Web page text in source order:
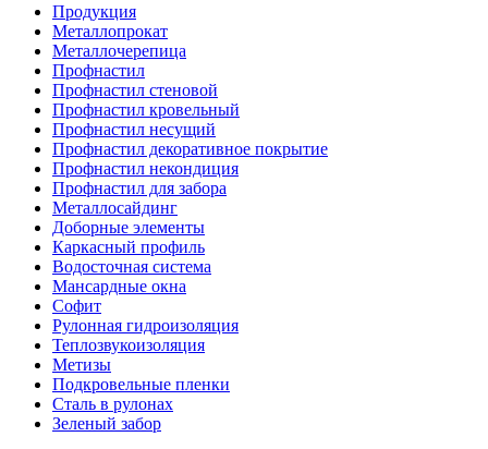
Продукция
Металлопрокат
Металлочерепица
Профнастил
Профнастил стеновой
Профнастил кровельный
Профнастил несущий
Профнастил декоративное покрытие
Профнастил некондиция
Профнастил для забора
Металлосайдинг
Доборные элементы
Каркасный профиль
Водосточная система
Мансардные окна
Софит
Рулонная гидроизоляция
Теплозвукоизоляция
Метизы
Подкровельные пленки
Сталь в рулонах
Зеленый забор